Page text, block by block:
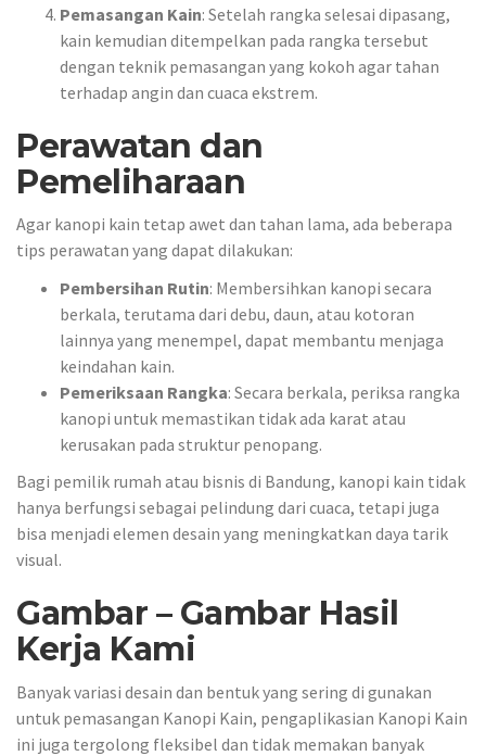
Pemasangan Kain: Setelah rangka selesai dipasang,
kain kemudian ditempelkan pada rangka tersebut
dengan teknik pemasangan yang kokoh agar tahan
terhadap angin dan cuaca ekstrem.
Perawatan dan
Pemeliharaan
Agar kanopi kain tetap awet dan tahan lama, ada beberapa
tips perawatan yang dapat dilakukan:
Pembersihan Rutin: Membersihkan kanopi secara
berkala, terutama dari debu, daun, atau kotoran
lainnya yang menempel, dapat membantu menjaga
keindahan kain.
Pemeriksaan Rangka: Secara berkala, periksa rangka
kanopi untuk memastikan tidak ada karat atau
kerusakan pada struktur penopang.
Bagi pemilik rumah atau bisnis di Bandung, kanopi kain tidak
hanya berfungsi sebagai pelindung dari cuaca, tetapi juga
bisa menjadi elemen desain yang meningkatkan daya tarik
visual.
Gambar – Gambar Hasil
Kerja Kami
Banyak variasi desain dan bentuk yang sering di gunakan
untuk pemasangan Kanopi Kain, pengaplikasian Kanopi Kain
ini juga tergolong fleksibel dan tidak memakan banyak